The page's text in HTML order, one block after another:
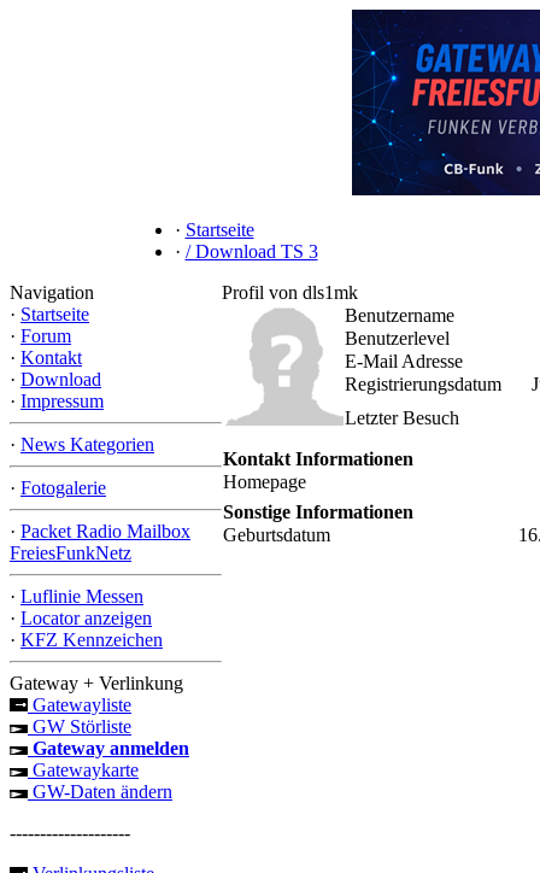
· Startseite
· / Download TS 3
Navigation
· Startseite
· Forum
· Kontakt
· Download
· Impressum
· News Kategorien
· Fotogalerie
· Packet Radio Mailbox
FreiesFunkNetz
· Luflinie Messen
· Locator anzeigen
· KFZ Kennzeichen
Gateway + Verlinkung
Gatewayliste
GW Störliste
Gateway anmelden
Gatewaykarte
GW-Daten ändern
--------------------
Profil von dls1mk
Benutzername
Benutzerlevel
E-Mail Adresse
Registrierungsdatum
Letzter Besuch
Kontakt Informationen
Homepage
Sonstige Informationen
Geburtsdatum